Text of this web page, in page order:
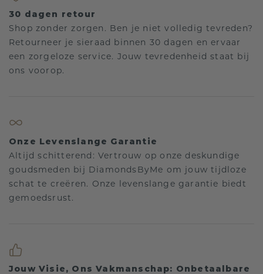
30 dagen retour
Shop zonder zorgen. Ben je niet volledig tevreden?
Retourneer je sieraad binnen 30 dagen en ervaar
een zorgeloze service. Jouw tevredenheid staat bij
ons voorop.
Onze Levenslange Garantie
Altijd schitterend: Vertrouw op onze deskundige
goudsmeden bij DiamondsByMe om jouw tijdloze
schat te creëren. Onze levenslange garantie biedt
gemoedsrust.
Jouw Visie, Ons Vakmanschap: Onbetaalbare